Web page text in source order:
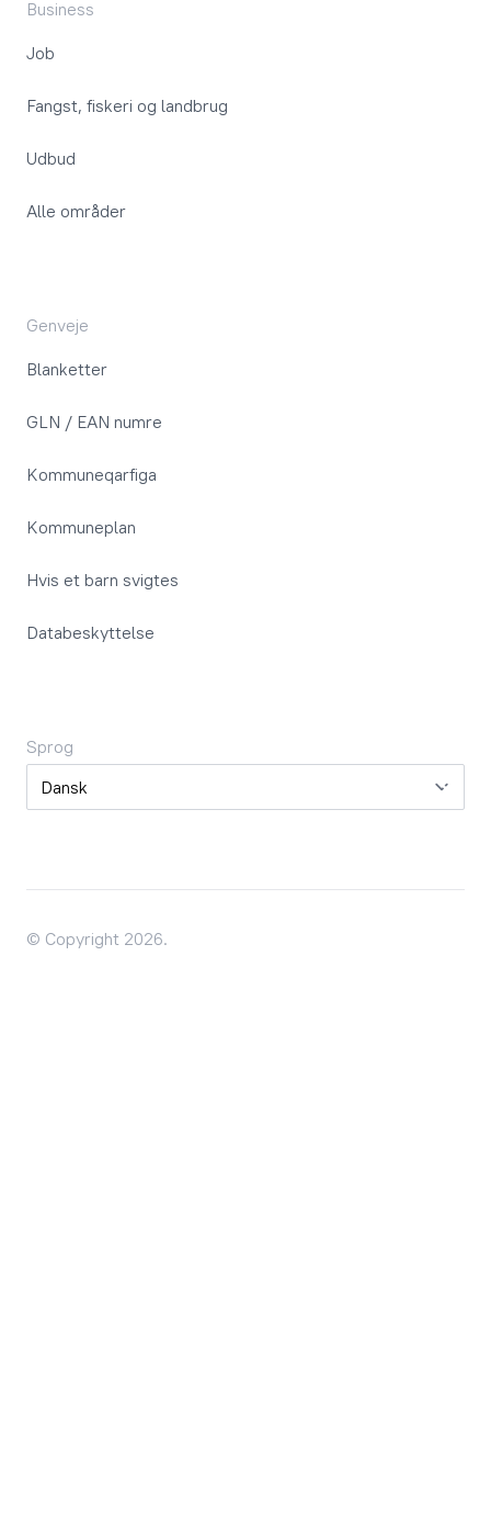
Business
Job
Fangst, fiskeri og landbrug
Udbud
Alle områder
Genveje
Blanketter
GLN / EAN numre
Kommuneqarfiga
Kommuneplan
Hvis et barn svigtes
Databeskyttelse
Sprog
Sprog
© Copyright 2026.